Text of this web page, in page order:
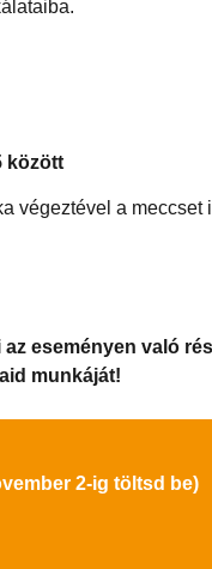
között
végeztével a meccset
eseményen való
munkáját!
2-ig töltsd be)